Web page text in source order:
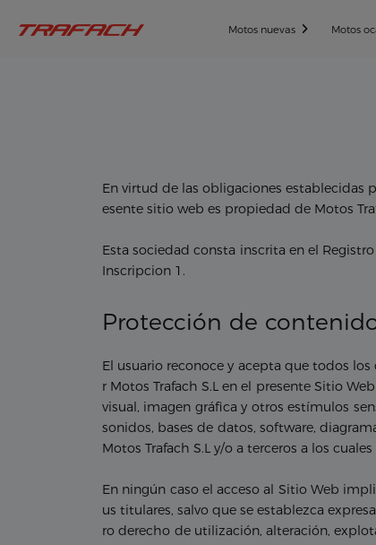
Motos nuevas Motos
En virtud de las obligaciones establecidas
esente sitio web es propiedad de Motos
Esta sociedad consta inscrita en el
Inscripcion 1.
Protección de
El usuario reconoce y acepta que todos
r Motos Trafach S.L en el presente Sitio
visual, imagen gráfica y otros estímulos
sonidos, bases de datos, software,
Motos Trafach S.L y/o a terceros a los
En ningún caso el acceso al Sitio Web
us titulares, salvo que se establezca
ro derecho de utilización, alteración,